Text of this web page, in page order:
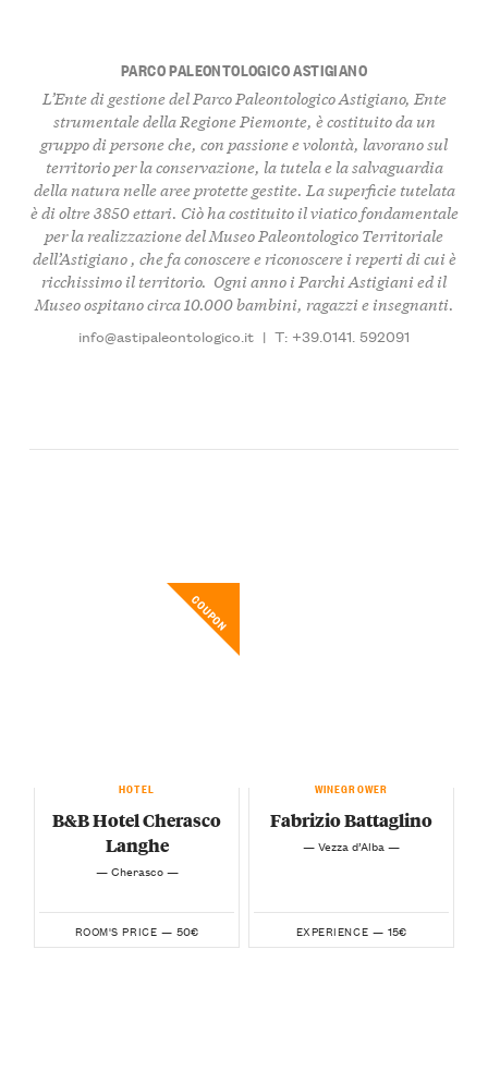
PARCO PALEONTOLOGICO ASTIGIANO
L’Ente di gestione delParco Paleontologico Astigiano, Ente
strumentale della Regione Piemonte, ècostituito da un
gruppo di personeche, con passione e volontà, lavorano sul
territorio per la conservazione, la tutela e la salvaguardia
della natura nelle aree protette gestite. La superficie tutelata
è di oltre3850 ettari. Ciò ha costituito il viatico fondamentale
per la realizzazione delMuseo Paleontologico Territoriale
dell’Astigiano, che fa conoscere e riconoscere i reperti di cui è
ricchissimo il territorio. Ogni anno i Parchi Astigiani ed il
Museoospitano circa 10.000 bambini, ragazzi e insegnanti.
info@astipaleontologico.it | T: +39.0141. 592091
COUPON
HOTEL
B&B Hotel Cherasco
Langhe
— Cherasco —
ROOM'S PRICE — 50€
WINEGROWER
Fabrizio Battaglino
— Vezza d’Alba —
EXPERIENCE — 15€